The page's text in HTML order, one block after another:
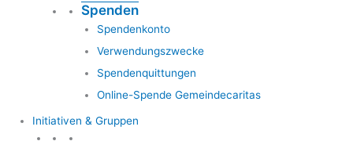
Spenden
Spendenkonto
Verwendungszwecke
Spendenquittungen
Online-Spende Gemeindecaritas
Initiativen & Gruppen